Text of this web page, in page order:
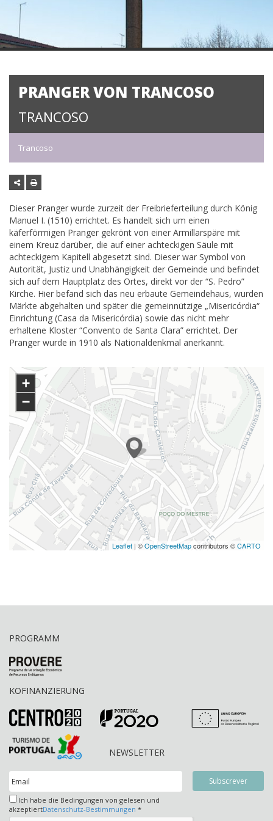
PRANGER VON TRANCOSO
TRANCOSO
Trancoso
Dieser Pranger wurde zurzeit der Freibrieferteilung durch König
Manuel I. (1510) errichtet. Es handelt sich um einen
käferförmigen Pranger gekrönt von einer Armillarspäre mit
einem Kreuz darüber, die auf einer achteckigen Säule mit
achteckigem Kapitell abgesetzt sind. Dieser war Symbol von
Autorität, Justiz und Unabhängigkeit der Gemeinde und befindet
sich auf dem Hauptplatz des Ortes, direkt vor der “S. Pedro”
Kirche. Hier befand sich das neu erbaute Gemeindehaus, wurden
Märkte abgehalten und später die gemeinnützige „Misericórdia“
Einrichtung (Casa da Misericórdia) sowie das nicht mehr
erhaltene Kloster “Convento de Santa Clara” errichtet. Der
Pranger wurde in 1910 als Nationaldenkmal anerkannt.
+
−
Leaflet | ©OpenStreetMapcontributors ©CARTO
PROGRAMM
KOFINANZIERUNG
NEWSLETTER
Ich habe die Bedingungen von gelesen und
akzeptiertDatenschutz-Bestimmungen *